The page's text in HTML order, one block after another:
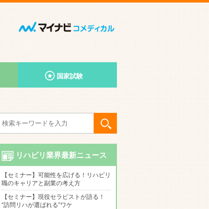
国家試験
リハビリ業界最新ニュース
【セミナー】可能性を広げる！リハビリ
職のキャリアと副業の考え方
【セミナー】現役セラピストが語る！
“訪問リハが選ばれる”ワケ